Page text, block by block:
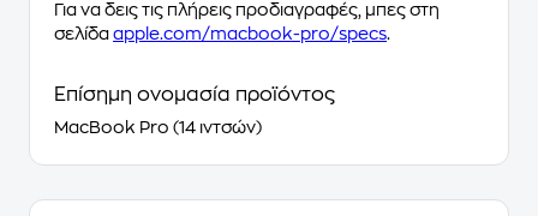
Για να δεις τις πλήρεις προδιαγραφές, μπες στη
σελίδα apple.com/macbook-pro/specs.
Επίσημη ονομασία προϊόντος
MacBook Pro (14 ιντσών)